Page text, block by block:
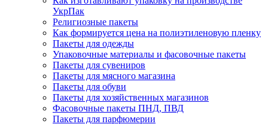
УкрПак
Религиозные пакеты
Как формируется цена на полиэтиленовую пленку
Пакеты для одежды
Упаковочные материалы и фасовочные пакеты
Пакеты для сувениров
Пакеты для мясного магазина
Пакеты для обуви
Пакеты для хозяйственных магазинов
Фасовочные пакеты ПНД, ПВД
Пакеты для парфюмерии